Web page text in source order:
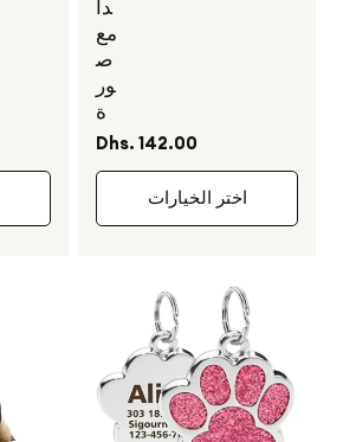
دأ
مع
ص
ور
ة
السعر
العادي
Dhs. 142.00
اختر الخيارات